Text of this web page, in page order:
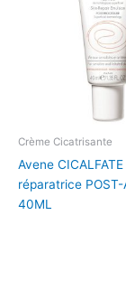
Crème Cicatrisante
Avene
réparatrice POST-
40ML